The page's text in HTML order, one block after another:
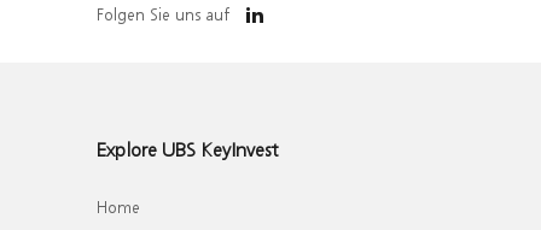
Folgen Sie uns auf
Explore UBS KeyInvest
Home